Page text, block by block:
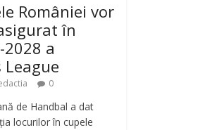
României vor
în
a
0
de Handbal a dat
locurilor în cupele